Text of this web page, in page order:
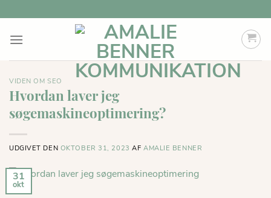
indhold
VIDEN OM SEO
Hvordan laver jeg
søgemaskineoptimering?
UDGIVET DEN OKTOBER 31, 2023 AF AMALIE BENNER
31
okt